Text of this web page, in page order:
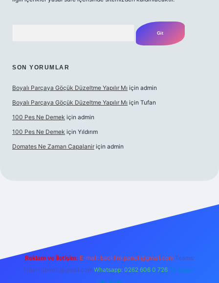
SON YORUMLAR
Boyalı Parçaya Göçük Düzeltme Yapılır Mı için admin
Boyalı Parçaya Göçük Düzeltme Yapılır Mı için Tufan
100 Pes Ne Demek için admin
100 Pes Ne Demek için Yıldırım
Domates Ne Zaman Capalanir için admin
Reklam ve İletişim: E-mail: backlinkpaneli@gmail.com Teams:
forumhizmeti@gmail.com Whatsapp: 0262 606 0 726 Telegram:
@karabul